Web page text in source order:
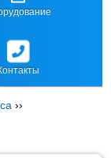
››